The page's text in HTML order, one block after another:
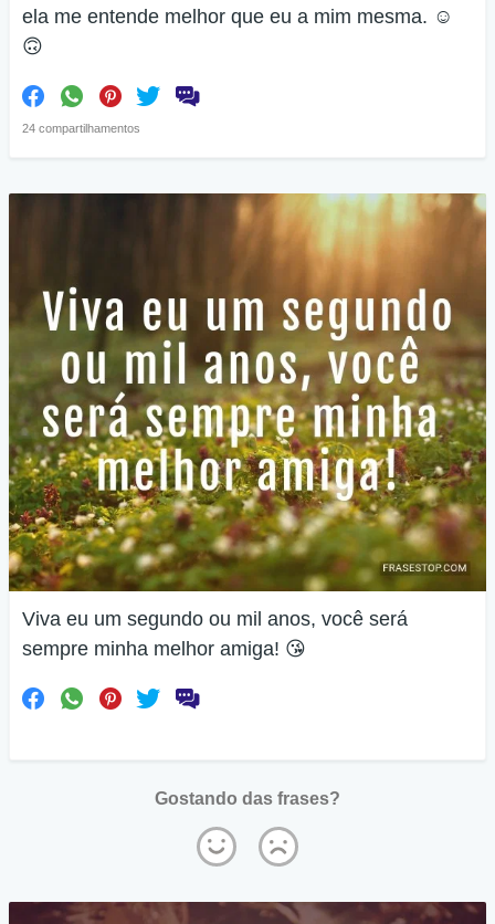
ela me entende melhor que eu a mim mesma. ☺
🙃
24 compartilhamentos
Viva eu um segundo ou mil anos, você será
sempre minha melhor amiga! 😘
Gostando das frases?